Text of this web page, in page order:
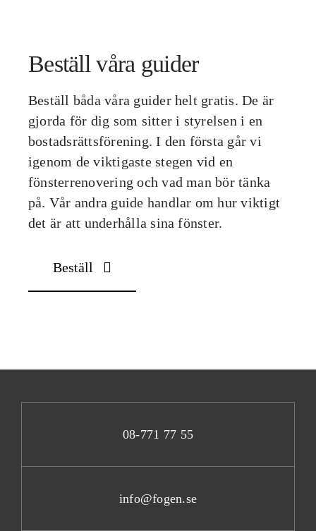
Beställ våra guider
Beställ båda våra guider helt gratis. De är
gjorda för dig som sitter i styrelsen i en
bostadsrättsförening. I den första går vi
igenom de viktigaste stegen vid en
fönsterrenovering och vad man bör tänka
på. Vår andra guide handlar om hur viktigt
det är att underhålla sina fönster.
Beställ
08-771 77 55
info@fogen.se